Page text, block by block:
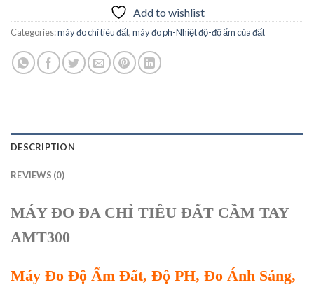
Add to wishlist
Categories:máy đo chỉ tiêu đất,máy đo ph-Nhiệt độ-độ ẩm của đất
DESCRIPTION
REVIEWS (0)
MÁY ĐO ĐA CHỈ TIÊU ĐẤT CẦM TAY
AMT300
Máy Đo Độ Ẩm Đất, Độ PH, Đo Ánh Sáng,